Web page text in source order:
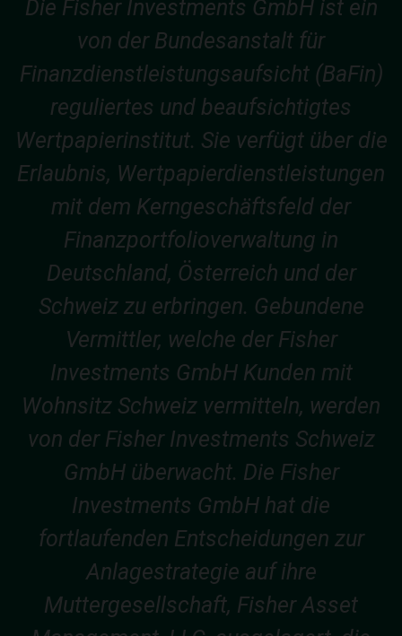
Die Fisher Investments GmbH ist ein
von der Bundesanstalt für
Finanzdienstleistungsaufsicht (BaFin)
reguliertes und beaufsichtigtes
Wertpapierinstitut. Sie verfügt über die
Erlaubnis, Wertpapierdienstleistungen
mit dem Kerngeschäftsfeld der
Finanzportfolioverwaltung in
Deutschland, Österreich und der
Schweiz zu erbringen. Gebundene
Vermittler, welche der Fisher
Investments GmbH Kunden mit
Wohnsitz Schweiz vermitteln, werden
von der Fisher Investments Schweiz
GmbH überwacht. Die Fisher
Investments GmbH hat die
fortlaufenden Entscheidungen zur
Anlagestrategie auf ihre
Muttergesellschaft, Fisher Asset